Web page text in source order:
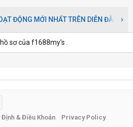
ĐỘNG MỚI NHẤT TRÊN DIỄN ĐÀN
sơ của f1688my's .
Định & Điều Khoản
Privacy Policy